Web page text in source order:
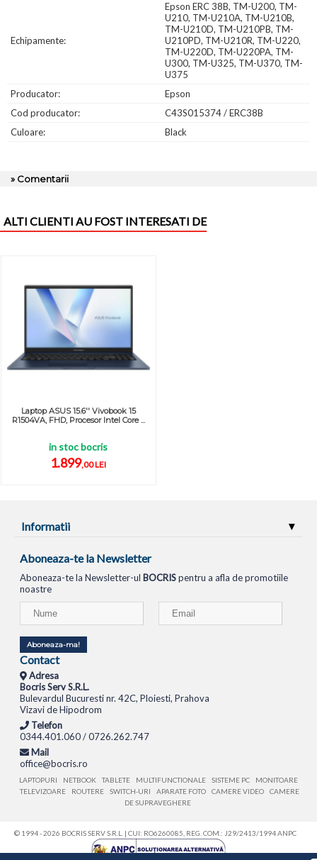
Echipamente:
Epson ERC 38B, TM-U200, TM-
U210, TM-U210A, TM-U210B,
TM-U210D, TM-U210PB, TM-
U210PD, TM-U210R, TM-U220,
TM-U220D, TM-U220PA, TM-
U300, TM-U325, TM-U370, TM-
U375
Producator:
Epson
Cod producator:
C43S015374 / ERC38B
Culoare:
Black
» Comentarii
ALTI CLIENTI AU FOST INTERESATI DE
Laptop ASUS 15.6'' Vivobook 15
R1504VA, FHD, Procesor Intel Core ...
in stoc bocris
1.899,00 LEI
Informatii
Aboneaza-te la Newsletter
Aboneaza-te la Newsletter-ul BOCRISpentru a afla de promotiile
noastre
Aboneaza-ma!
Contact
Adresa
Bocris Serv S.R.L.
Bulevardul Bucuresti nr. 42C, Ploiesti, Prahova
Vizavi de Hipodrom
Telefon
0344.401.060 / 0726.262.747
Mail
office@bocris.ro
LAPTOPURI NETBOOK TABLETE MULTIFUNCTIONALE SISTEME PC
MONITOARE
TELEVIZOARE
ROUTERE SWITCH-URI APARATE FOTO CAMERE VIDEO
CAMERE
DE SUPRAVEGHERE
© 1994 - 2026 BOCRIS SERV S.R.L. | CUI: RO6260085, REG. COM.: J29/2413/1994ANPC